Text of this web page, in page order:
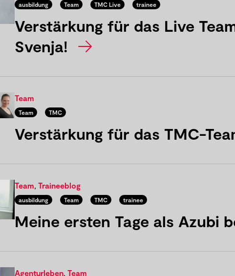
ausbildung Team TMC Live trainee
Verstärkung für das Live
Svenja!
Team
Team TMC
Verstärkung für das TMC-
Team ,Traineeblog
ausbildung Team TMC trainee
Meine ersten Tage als Azubi
Agenturleben ,Team